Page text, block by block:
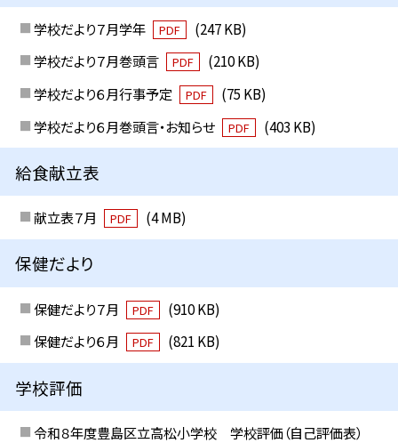
学校だより７月学年 PDF
(247 KB)
学校だより７月巻頭言
PDF
(210 KB)
学校だより６月行事予定
PDF
(75 KB)
学校だより６月巻頭言・お知らせ
PDF (403 KB)
給食献立表
献立表７月 PDF (4 MB)
保健だより
保健だより７月 PDF
(910 KB)
保健だより６月
PDF (821 KB)
学校評価
令和８年度豊島区立高松小学校 学校評価（自己評価表）